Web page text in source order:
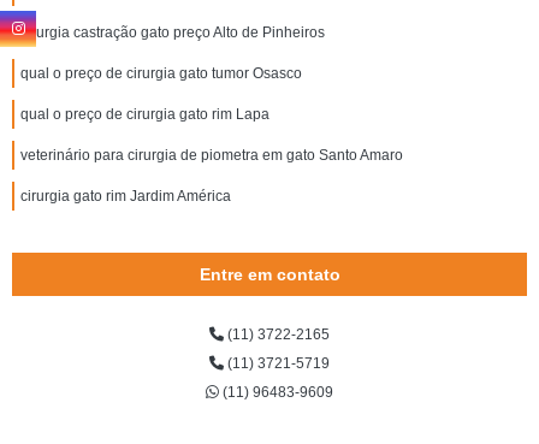
cirurgia castração gato preço Alto de Pinheiros
qual o preço de cirurgia gato tumor Osasco
qual o preço de cirurgia gato rim Lapa
veterinário para cirurgia de piometra em gato Santo Amaro
cirurgia gato rim Jardim América
Entre em contato
(11) 3722-2165
(11) 3721-5719
(11) 96483-9609